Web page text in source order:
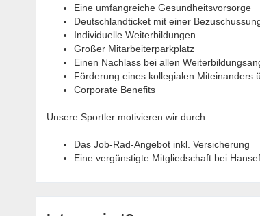
Eine umfangreiche Gesundheitsvorsorge
Deutschlandticket mit einer
Individuelle Weiterbildungen
Großer Mitarbeiterparkplatz
Einen Nachlass bei allen
Förderung eines kollegialen Miteinanders
Corporate Benefits
Unsere Sportler motivieren wir durch:
Das Job-Rad-Angebot inkl. Versicherung
Eine vergünstigte Mitgliedschaft bei